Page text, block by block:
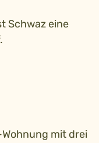
Schwaz eine
mit drei